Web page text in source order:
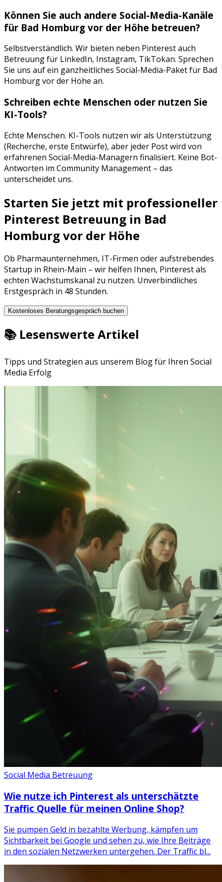
Können Sie auch andere Social-Media-Kanäle
für Bad Homburg vor der Höhe betreuen?
Selbstverständlich. Wir bieten neben Pinterestauch
Betreuung für LinkedIn, Instagram, TikTokan. Sprechen
Sie uns auf ein ganzheitliches Social-Media-Paket für Bad
Homburg vor der Höhe an.
Schreiben echte Menschen oder nutzen Sie
KI-Tools?
Echte Menschen. KI-Tools nutzen wir als Unterstützung
(Recherche, erste Entwürfe), aber jeder Post wird von
erfahrenen Social-Media-Managern finalisiert. Keine Bot-
Antworten im Community Management – das
unterscheidet uns.
Starten Sie jetzt mit professioneller
Pinterest Betreuung in Bad
Homburg vor der Höhe
Ob Pharmaunternehmen, IT-Firmen oder aufstrebendes
Startup in Rhein-Main – wir helfen Ihnen, Pinterestals
echten Wachstumskanal zu nutzen. Unverbindliches
Erstgespräch in 48 Stunden.
Kostenloses Beratungsgespräch buchen
📚 Lesenswerte Artikel
Tipps und Strategien aus unserem Blog für Ihren Social
Media Erfolg
Social Media Betreuung
Wie nutze ich Pinterest als unterschätzte
Traffic Quelle für meinen Online Shop?
Sie pumpen Geld in bezahlte Werbung, kämpfen um
Sichtbarkeit bei Google und sehen zu, wie Ihre Beiträge
in den sozialen Netzwerken untergehen. Der Traffic bl...